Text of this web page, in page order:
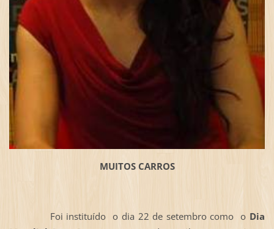
MUITOS CARROS
Foi instituído o dia 22 de setembro como o Dia